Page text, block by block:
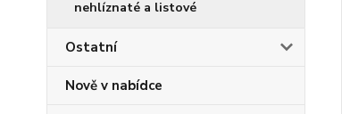
nehlíznaté a listové
Ostatní
Nově v nabídce